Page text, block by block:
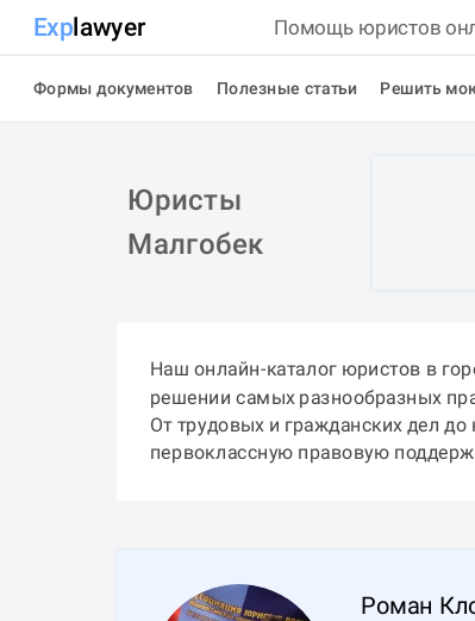
Explawyer Помощь юристов
Формы документов Полезные статьи Решить
Юристы
Малгобек
Наш онлайн-каталог юристов в
решении самых разнообразных
От трудовых и гражданских дел
первоклассную правовую
Роман